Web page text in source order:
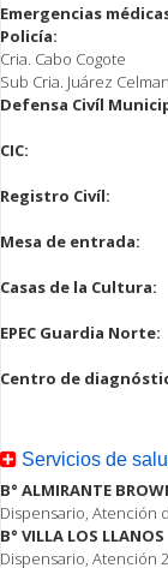
Emergencias
Policía:
Cria. Cabo Cogote
Sub Cria. Juárez Celman
Defensa Civíl
CIC:
Registro Civíl:
Mesa de entrada:
Casas de la Cultura:
EPEC Guardia Norte:
Centro de
Servicios de
B° ALMIRANTE
Dispensario, Atención
B° VILLA LOS LLANOS
Dispensario, Atención